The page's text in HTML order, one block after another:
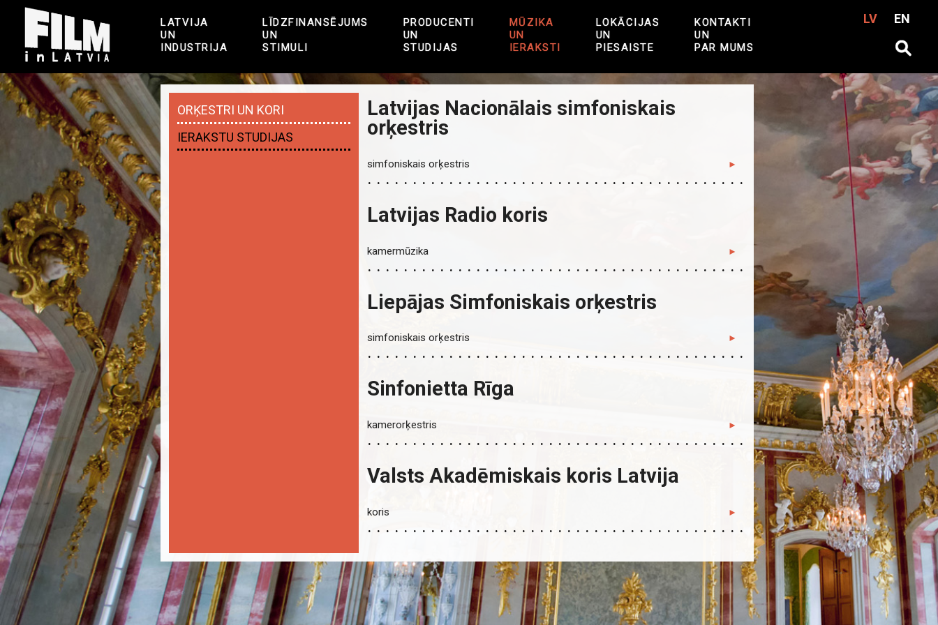
LATVIJA
UN
INDUSTRIJA
LĪDZFINANSĒJUMS
UN
STIMULI
PRODUCENTI
UN
STUDIJAS
MŪZIKA
UN
IERAKSTI
LOKĀCIJAS
UN
PIESAISTE
KONTAKTI
UN
PAR MUMS
LV EN
ORĶESTRI UN KORI
IERAKSTU STUDIJAS
Latvijas Nacionālais simfoniskais
orķestris
simfoniskais orķestris
Latvijas Radio koris
kamermūzika
Liepājas Simfoniskais orķestris
simfoniskais orķestris
Sinfonietta Rīga
kamerorķestris
Valsts Akadēmiskais koris Latvija
koris